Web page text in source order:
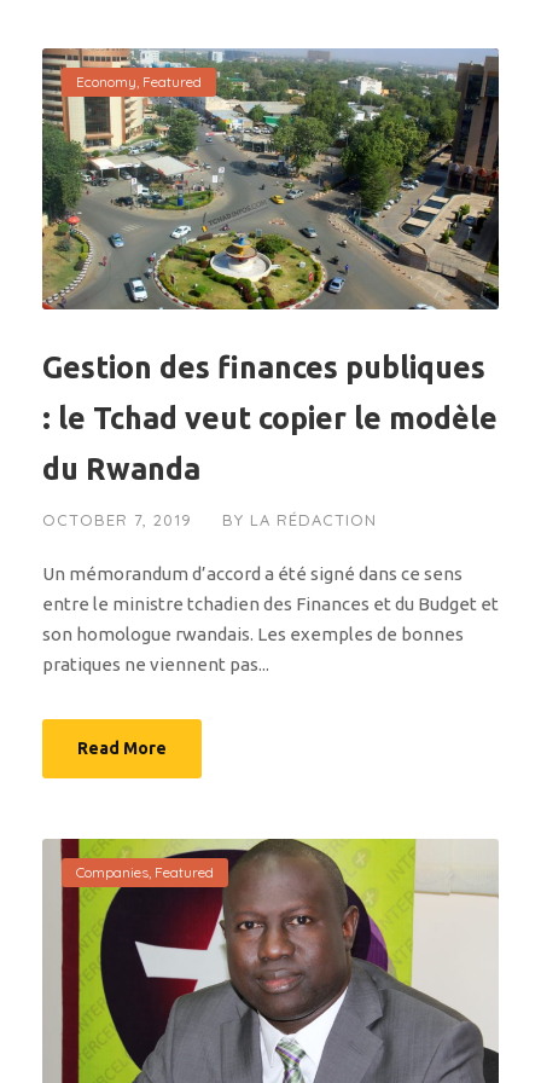
Economy, Featured
Gestion des finances publiques
: le Tchad veut copier le modèle
du Rwanda
OCTOBER 7, 2019 BY LA RÉDACTION
Un mémorandum d’accord a été signé dans ce sens
entre le ministre tchadien des Finances et du Budget et
son homologue rwandais. Les exemples de bonnes
pratiques ne viennent pas...
Read More
Companies, Featured